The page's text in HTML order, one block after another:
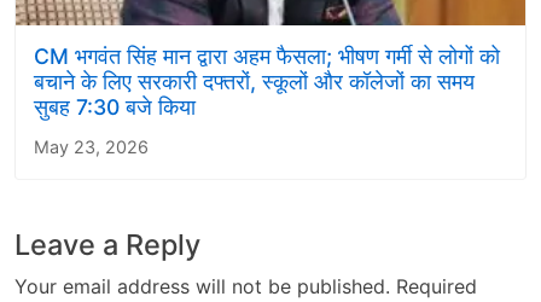
CM भगवंत सिंह मान द्वारा अहम फैसला; भीषण गर्मी से लोगों को
बचाने के लिए सरकारी दफ्तरों, स्कूलों और कॉलेजों का समय
सुबह 7:30 बजे किया
May 23, 2026
Leave a Reply
Your email address will not be published. Required